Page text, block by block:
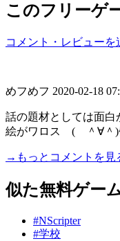
このフリーゲ
コメント・レビューを
めフめフ 2020-02-18
話の題材としては面白
絵がワロス ( ＾∀＾)
→もっとコメントを見
似た無料ゲー
#NScripter
#学校